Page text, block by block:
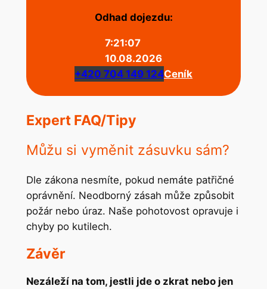
Odhad dojezdu:
7:21:07
10.08.2026
+420 704 149 124Ceník
Expert FAQ/Tipy
Můžu si vyměnit zásuvku sám?
Dle zákona nesmíte, pokud nemáte patřičné
oprávnění. Neodborný zásah může způsobit
požár nebo úraz. Naše pohotovost opravuje i
chyby po kutilech.
Závěr
Nezáleží na tom, jestli jde o zkrat nebo jen